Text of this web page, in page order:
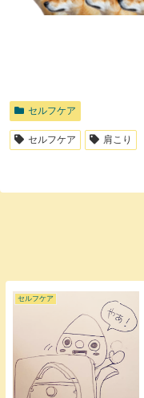
セルフケア
セルフケア 肩こり
セルフケア